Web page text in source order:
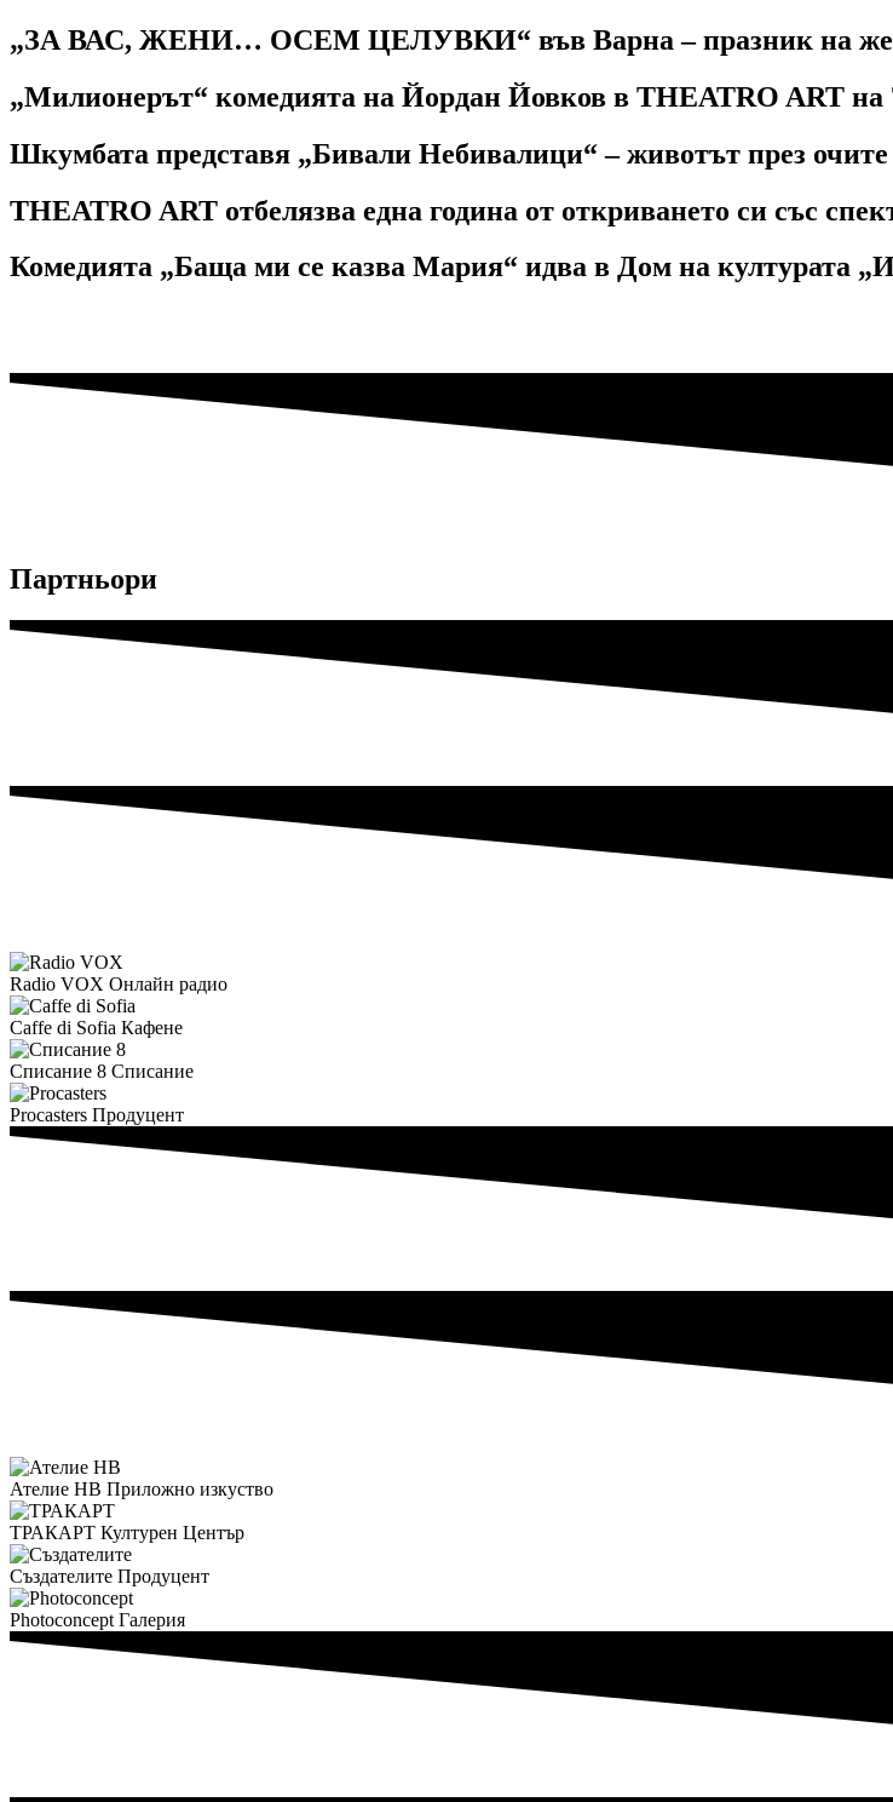
„ЗА ВАС, ЖЕНИ… ОСЕМ ЦЕЛУВКИ“ във Варна – празник на
„Милионерът“ комедията на Йордан Йовков в THEATRO ART на
Шкумбата представя „Бивали Небивалици“ – животът през
THEATRO ART отбелязва една година от откриването си със
Комедията „Баща ми се казва Мария“ идва в Дом на културата
Партньори
Radio VOX Онлайн радио
Caffe di Sofia Кафене
Списание 8 Списание
Procasters Продуцент
Ателие НВ Приложно изкуство
ТРАКАРТ Културен Център
Създателите Продуцент
Photoconcept Галерия